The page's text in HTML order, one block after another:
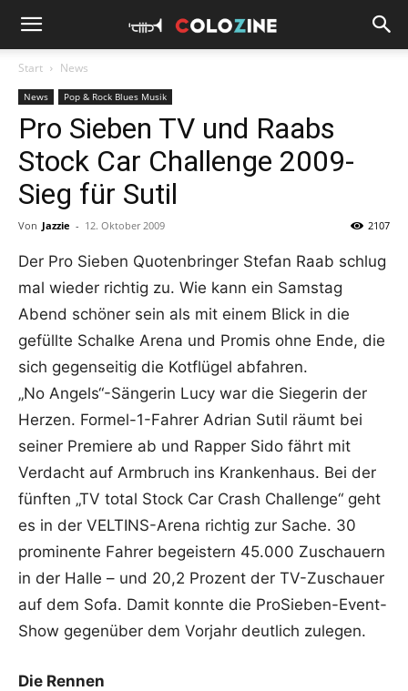
Start News
News Pop & Rock Blues Musik
Pro Sieben TV und Raabs
Stock Car Challenge 2009-
Sieg für Sutil
Von Jazzie - 12. Oktober 2009 2107
Der Pro Sieben Quotenbringer Stefan Raab schlug
mal wieder richtig zu. Wie kann ein Samstag
Abend schöner sein als mit einem Blick in die
gefüllte Schalke Arena und Promis ohne Ende, die
sich gegenseitig die Kotflügel abfahren.
„No Angels“-Sängerin Lucy war die Siegerin der
Herzen. Formel-1-Fahrer Adrian Sutil räumt bei
seiner Premiere ab und Rapper Sido fährt mit
Verdacht auf Armbruch ins Krankenhaus. Bei der
fünften „TV total Stock Car Crash Challenge“ geht
es in der VELTINS-Arena richtig zur Sache. 30
prominente Fahrer begeistern 45.000 Zuschauern
in der Halle – und 20,2 Prozent der TV-Zuschauer
auf dem Sofa. Damit konnte die ProSieben-Event-
Show gegenüber dem Vorjahr deutlich zulegen.
Die Rennen